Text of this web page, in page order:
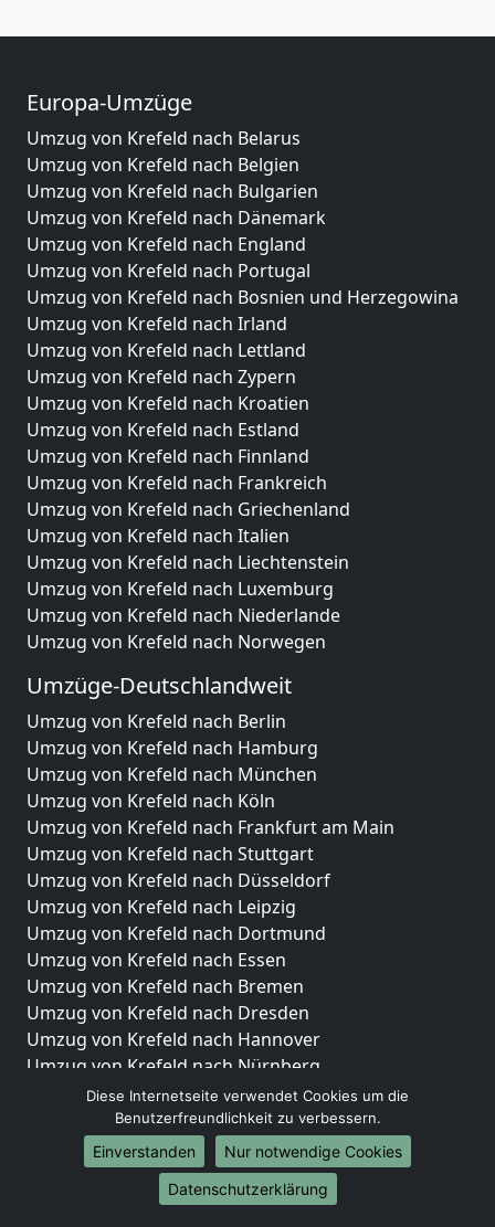
Europa-Umzüge
Umzug von Krefeld nach Belarus
Umzug von Krefeld nach Belgien
Umzug von Krefeld nach Bulgarien
Umzug von Krefeld nach Dänemark
Umzug von Krefeld nach England
Umzug von Krefeld nach Portugal
Umzug von Krefeld nach Bosnien und Herzegowina
Umzug von Krefeld nach Irland
Umzug von Krefeld nach Lettland
Umzug von Krefeld nach Zypern
Umzug von Krefeld nach Kroatien
Umzug von Krefeld nach Estland
Umzug von Krefeld nach Finnland
Umzug von Krefeld nach Frankreich
Umzug von Krefeld nach Griechenland
Umzug von Krefeld nach Italien
Umzug von Krefeld nach Liechtenstein
Umzug von Krefeld nach Luxemburg
Umzug von Krefeld nach Niederlande
Umzug von Krefeld nach Norwegen
Umzüge-Deutschlandweit
Umzug von Krefeld nach Berlin
Umzug von Krefeld nach Hamburg
Umzug von Krefeld nach München
Umzug von Krefeld nach Köln
Umzug von Krefeld nach Frankfurt am Main
Umzug von Krefeld nach Stuttgart
Umzug von Krefeld nach Düsseldorf
Umzug von Krefeld nach Leipzig
Umzug von Krefeld nach Dortmund
Umzug von Krefeld nach Essen
Umzug von Krefeld nach Bremen
Umzug von Krefeld nach Dresden
Umzug von Krefeld nach Hannover
Umzug von Krefeld nach Nürnberg
Umzug von Krefeld nach Duisburg
Umzug von Krefeld nach Bochum
Umzug von Krefeld nach Wuppertal
Umzug von Krefeld nach Bielefeld
Umzug von Krefeld nach Bonn
Diese Internetseite verwendet Cookies um die
Benutzerfreundlichkeit zu verbessern.
Einverstanden
Nur notwendige Cookies
Datenschutzerklärung